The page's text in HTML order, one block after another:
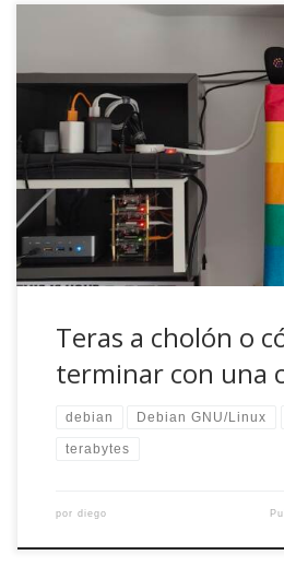
Durante el último año y medio me
cabeza la idea de tener más
disponible en canelo, el servidor
hacerlo de una forma diferente a
cuando añadía nuevos discos
Además de generar calor, […]
Teras a cholón o
terminar con una
debian Debian GNU/Linux
terabytes
por diego